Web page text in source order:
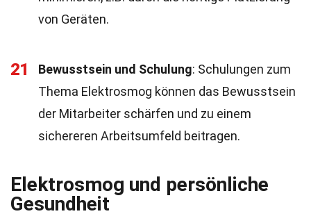
von Geräten.
21 Bewusstsein und Schulung: Schulungen zum
Thema Elektrosmog können das Bewusstsein
der Mitarbeiter schärfen und zu einem
sichereren Arbeitsumfeld beitragen.
Elektrosmog und persönliche
Gesundheit